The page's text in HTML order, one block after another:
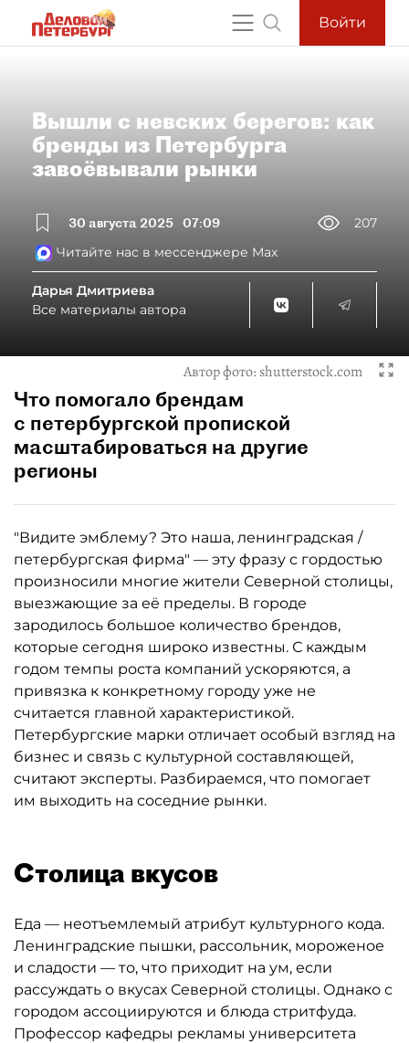
Войти
Вышли с невских берегов: как
бренды из Петербурга
завоёвывали рынки
30 августа 2025 07:09
207
Читайте нас в мессенджере Max
Дарья Дмитриева
Все материалы автора
Автор фото:shutterstock.com
Что помогало брендам
с петербургской пропиской
масштабироваться на другие
регионы
"Видите эмблему? Это наша, ленинградская /
петербургская фирма" — эту фразу с гордостью
произносили многие жители Северной столицы,
выезжающие за её пределы. В городе
зародилось большое количество брендов,
которые сегодня широко известны. С каждым
годом темпы роста компаний ускоряются, а
привязка к конкретному городу уже не
считается главной характеристикой.
Петербургские марки отличает особый взгляд на
бизнес и связь с культурной составляющей,
считают эксперты. Разбираемся, что помогает
им выходить на соседние рынки.
Столица вкусов
Еда — неотъемлемый атрибут культурного кода.
Ленинградские пышки, рассольник, мороженое
и сладости — то, что приходит на ум, если
рассуждать о вкусах Северной столицы. Однако с
городом ассоциируются и блюда стритфуда.
Профессор кафедры рекламы университета